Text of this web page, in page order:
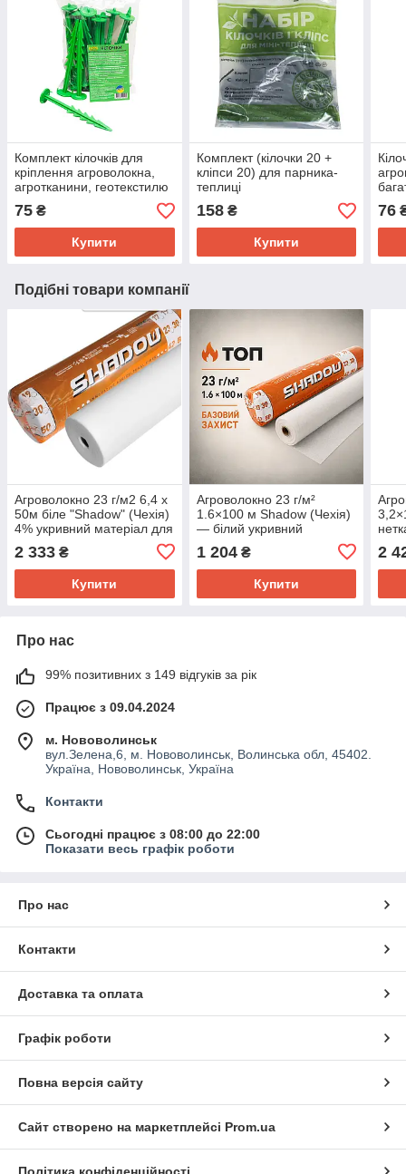
Комплект кілочків для
кріплення агроволокна,
агротканини, геотекстилю
(20 штук)
75 ₴
Купити
Комплект (кілочки 20 +
кліпси 20) для парника-
теплиці
158₴
Купити
(20
76
Подібні товари компанії
Агроволокно 23 г/м2 6,4 х
50м біле "Shadow" (Чехія)
4% укривний матеріал для
2 333 ₴
Купити
Агроволокно 23 г/м²
1.6×100 м Shadow (Чехія)
— білий укривний
грядок
1 204₴
Купити
2
Про нас
99% позитивних з 149 відгуків за рік
Працює з 09.04.2024
м. Нововолинськ
вул.Зелена,6, м. Нововолинськ, Волинська обл, 45402.
Україна, Нововолинськ, Україна
Контакти
Сьогодні працює з 08:00 до 22:00
Показати весь графік роботи
Про нас
Контакти
Доставка та оплата
Графік роботи
Повна версія сайту
Сайт створено на маркетплейсі Prom.ua